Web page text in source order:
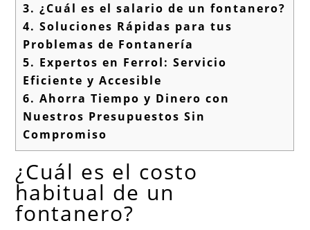
3. ¿Cuál es el salario de un fontanero?
4. Soluciones Rápidas para tus
Problemas de Fontanería
5. Expertos en Ferrol: Servicio
Eficiente y Accesible
6. Ahorra Tiempo y Dinero con
Nuestros Presupuestos Sin
Compromiso
¿Cuál es el costo
habitual de un
fontanero?